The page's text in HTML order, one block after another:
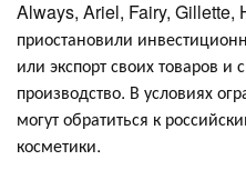
Always, Ariel, Fairy, Gillette,
приостановили
или экспорт своих товаров
производство. В условиях
могут обратиться к
косметики.